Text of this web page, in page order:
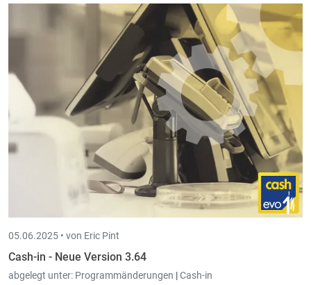
05.06.2025 • von Eric Pint
Cash-in - Neue Version 3.64
abgelegt unter: Programmänderungen |Cash-in